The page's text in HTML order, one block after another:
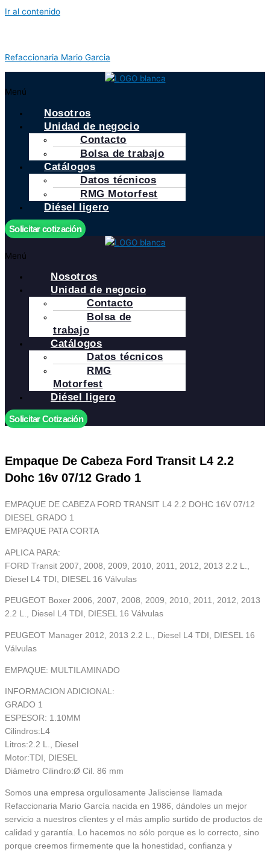
Ir al contenido
Refaccionaria Mario Garcia
Menú
Nosotros
Unidad de negocio
Contacto
Bolsa de trabajo
Catálogos
Datos técnicos
RMG Motorfest
Diésel ligero
Solicitar cotización
Menú
Nosotros
Unidad de negocio
Contacto
Bolsa de
trabajo
Catálogos
Datos técnicos
RMG
Motorfest
Diésel ligero
Solicitar Cotización
Empaque De Cabeza Ford Transit L4 2.2
Dohc 16v 07/12 Grado 1
EMPAQUE DE CABEZA FORD TRANSIT L4 2.2 DOHC 16V 07/12
DIESEL GRADO 1
EMPAQUE PATA CORTA
APLICA PARA:
FORD Transit 2007, 2008, 2009, 2010, 2011, 2012, 2013 2.2 L.,
Diesel L4 TDI, DIESEL 16 Válvulas
PEUGEOT Boxer 2006, 2007, 2008, 2009, 2010, 2011, 2012, 2013
2.2 L., Diesel L4 TDI, DIESEL 16 Válvulas
PEUGEOT Manager 2012, 2013 2.2 L., Diesel L4 TDI, DIESEL 16
Válvulas
EMPAQUE: MULTILAMINADO
INFORMACION ADICIONAL:
GRADO 1
ESPESOR: 1.10MM
Cilindros:L4
Litros:2.2 L., Diesel
Motor:TDI, DIESEL
Diámetro Cilindro:Ø Cil. 86 mm
Somos una empresa orgullosamente Jalisciense llamada
Refaccionaria Mario García nacida en 1986, dándoles un mejor
servicio a nuestros clientes y el más amplio surtido de productos de
calidad y garantía. Lo hacemos no sólo porque es lo correcto, sino
porque creemos firmemente que la honestidad, confianza y